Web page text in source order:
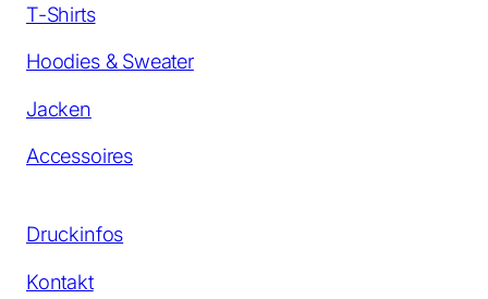
T-Shirts
Hoodies & Sweater
Jacken
Accessoires
Druckinfos
Kontakt